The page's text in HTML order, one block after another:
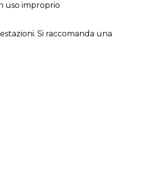
uso improprio
Si raccomanda una